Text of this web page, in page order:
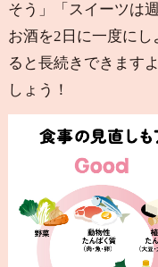
そう」「スイーツは
お酒を2日に一度に
ると長続きできます
しょう！